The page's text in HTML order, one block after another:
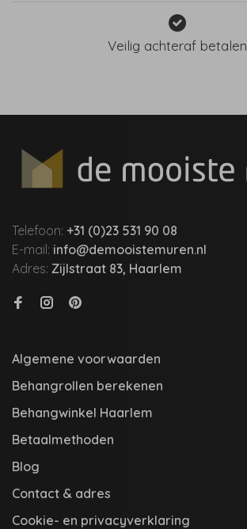
Veilig achteraf betalen
Telefoon: +31 (0)23 531 90 08
E-mail: info@demooistemuren.nl
Adres: Zijlstraat 83, Haarlem
Algemene voorwaarden
Behangrollen berekenen
Behangwinkel Haarlem
Betaalmethoden
Blog
Contact & adres
Cookie- en privacyverklaring